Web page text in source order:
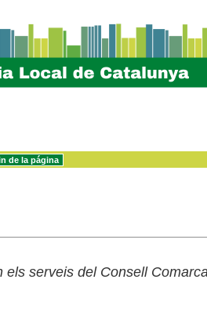
els serveis del Consell